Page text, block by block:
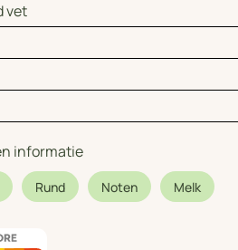
vet
informatie
Rund Noten Melk